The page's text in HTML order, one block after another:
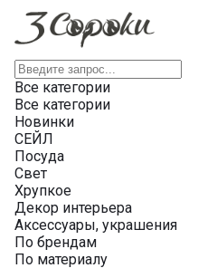
Все категории
Все категории
Новинки
СЕЙЛ
Посуда
Свет
Хрупкое
Декор интерьера
Аксессуары, украшения
По брендам
По материалу